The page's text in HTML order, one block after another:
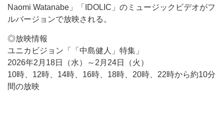
Naomi Watanabe」「IDOLIC」のミュージックビデオがフ
ルバージョンで放映される。
◎放映情報
ユニカビジョン「「中島健人」特集」
2026年2月18日（水）～2月24日（火）
10時、12時、14時、16時、18時、20時、22時から約10分
間の放映